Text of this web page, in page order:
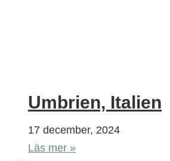
Umbrien, Italien
17 december, 2024
Läs mer »